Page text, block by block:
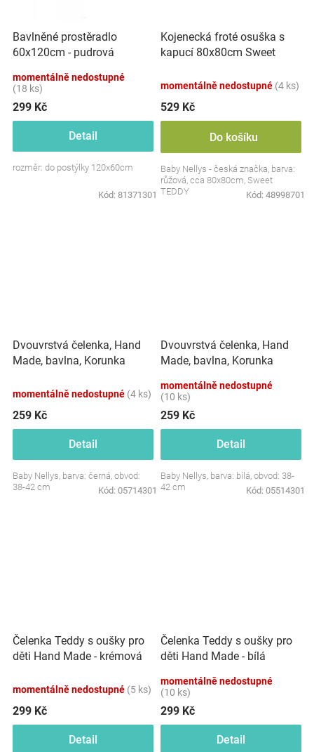
Bavlněné prostěradlo
60x120cm - pudrová
momentálně nedostupné
(18 ks)
299 Kč
Detail
rozměr: do postýlky 120x60cm
Kód: 81371301
Kojenecká froté osuška s
kapucí 80x80cm Sweet
momentálně nedostupné (4 ks)
529 Kč
Do košíku
Baby Nellys - česká značka, barva:
růžová, cca 80x80cm, Sweet
TEDDY
Kód: 48998701
Dvouvrstvá čelenka, Hand
Made, bavlna, Korunka
momentálně nedostupné (4 ks)
259 Kč
Detail
Baby Nellys, barva: černá, obvod:
38-42 cm
Kód: 05714301
Dvouvrstvá čelenka, Hand
Made, bavlna, Korunka
momentálně nedostupné
(10 ks)
259 Kč
Detail
Baby Nellys, barva: bílá, obvod: 38-
42 cm
Kód: 05514301
Čelenka Teddy s oušky pro
děti Hand Made - krémová
momentálně nedostupné (5 ks)
299 Kč
Detail
Čelenka Teddy s oušky pro
děti Hand Made - bílá
momentálně nedostupné
(10 ks)
299 Kč
Detail